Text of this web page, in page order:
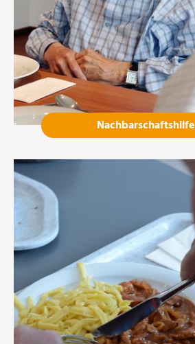
Nachbarschaftshilfe